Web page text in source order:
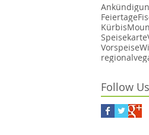
Feiertage
Kürbis
Speisekarte
Vorspeise
regional
Follow Us